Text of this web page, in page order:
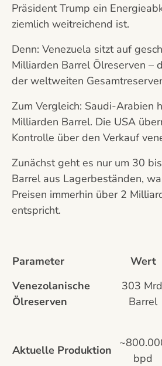
Präsident Trump ein
ziemlich weitreichend ist.
Denn: Venezuela sitzt auf
Milliarden Barrel Ölreserven –
der weltweiten
Zum Vergleich: Saudi-Arabien
Milliarden Barrel. Die USA
Kontrolle über den Verkauf
Zunächst geht es nur um 30
Barrel aus Lagerbeständen,
Preisen immerhin über 2
entspricht.
Parameter Wert
Venezolanische
Ölreserven
303
Barrel
Aktuelle Produktion
bpd